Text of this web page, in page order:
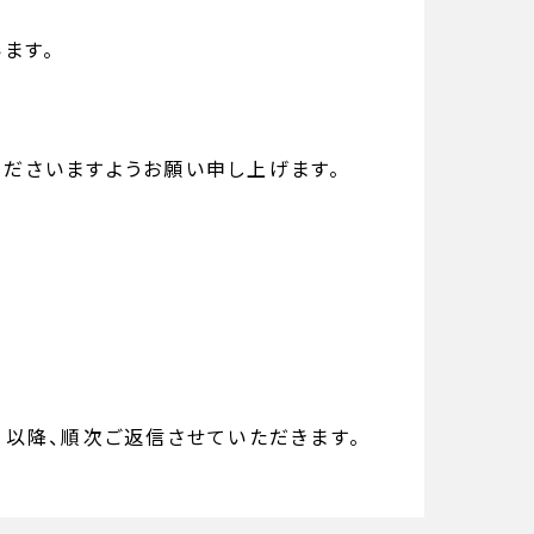
す。
さいますようお願い申し上げます。
降、順次ご返信させていただきます。